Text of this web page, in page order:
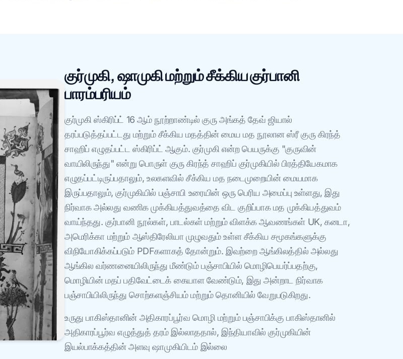
குர்முகி, ஷாமுகி மற்றும் சீக்கிய குர்பானி
பாரம்பரியம்
குர்முகி ஸ்கிரிப்ட் 16 ஆம் நூற்றாண்டில் குரு அங்கத் தேவ் ஜியால்
தரப்படுத்தப்பட்டது மற்றும் சீக்கிய மதத்தின் மைய மத நூலான ஸ்ரீ குரு கிரந்த்
சாஹிப் எழுதப்பட்ட ஸ்கிரிப்ட் ஆகும். குர்முகி என்ற பெயருக்கு "குருவின்
வாயிலிருந்து" என்று பொருள் குரு கிரந்த் சாஹிப் குர்முகியில் பிரத்தியேகமாக
எழுதப்பட்டிருப்பதாலும், உலகளவில் சீக்கிய மத நடைமுறையின் மையமாக
இருப்பதாலும், குர்முகியில் பஞ்சாபி உரையின் ஒரு பெரிய அமைப்பு உள்ளது, இது
நிர்வாக அல்லது வணிக முக்கியத்துவத்தை விட குறிப்பாக மத முக்கியத்துவம்
வாய்ந்தது. குர்பானி நூல்கள், பாடல்கள் மற்றும் விளக்க ஆவணங்கள் UK, கனடா,
அமெரிக்கா மற்றும் ஆஸ்திரேலியா முழுவதும் உள்ள சீக்கிய சமூகங்களுக்கு
விநியோகிக்கப்படும் PDFகளாகத் தோன்றும். இவற்றை ஆங்கிலத்தில் அல்லது
ஆங்கில வர்ணனையிலிருந்து மீண்டும் பஞ்சாபியில் மொழிபெயர்ப்பதற்கு,
மொழியின் மதப் பதிவேட்டைக் கையாள வேண்டும், இது அன்றாட நிர்வாக
பஞ்சாபியிலிருந்து சொற்களஞ்சியம் மற்றும் தொனியில் வேறுபடுகிறது.
உருது பாகிஸ்தானின் அதிகாரப்பூர்வ மொழி மற்றும் பஞ்சாபிக்கு பாகிஸ்தானில்
அதிகாரப்பூர்வ எழுத்துத் தரம் இல்லாததால், இந்தியாவில் குர்முகியின்
இயல்பாக்கத்தின் அளவு ஷாமுகியிடம் இல்லை